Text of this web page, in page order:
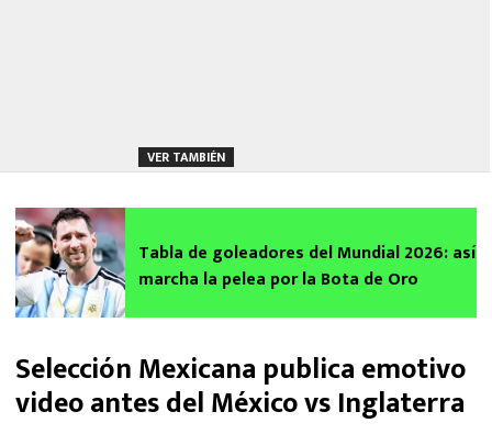
VER TAMBIÉN
Tabla de goleadores del Mundial 2026: así
marcha la pelea por la Bota de Oro
Selección Mexicana publica emotivo
video antes del México vs Inglaterra